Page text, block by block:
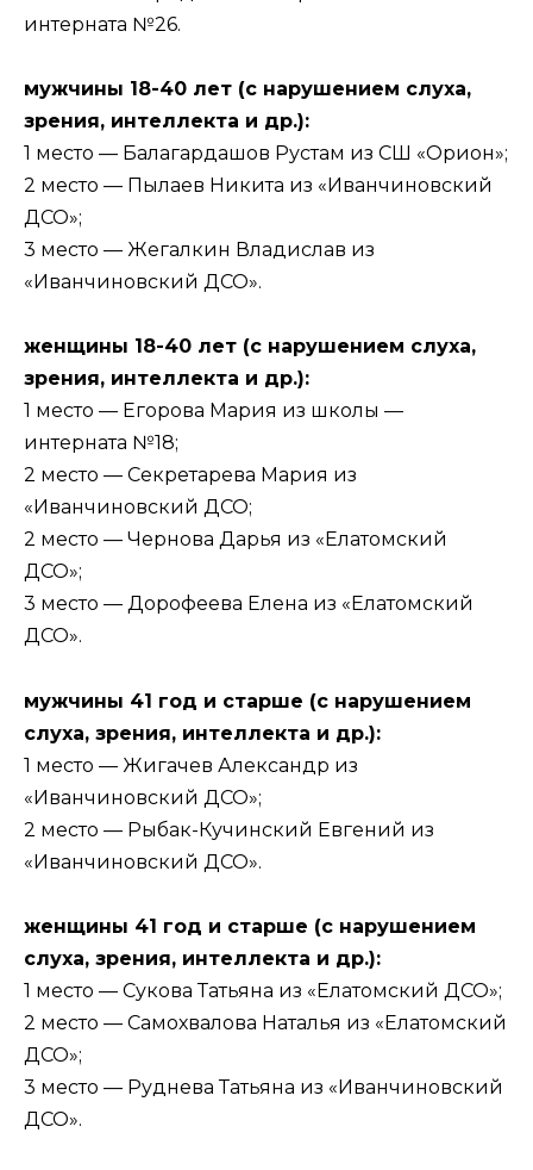
интерната №26.
мужчины 18-40 лет (с нарушением слуха,
зрения, интеллекта и др.):
1 место — Балагардашов Рустам из СШ «Орион»;
2 место — Пылаев Никита из «Иванчиновский
ДСО»;
3 место — Жегалкин Владислав из
«Иванчиновский ДСО».
женщины 18-40 лет (с нарушением слуха,
зрения, интеллекта и др.):
1 место — Егорова Мария из школы —
интерната №18;
2 место — Секретарева Мария из
«Иванчиновский ДСО;
2 место — Чернова Дарья из «Елатомский
ДСО»;
3 место — Дорофеева Елена из «Елатомский
ДСО».
мужчины 41 год и старше (с нарушением
слуха, зрения, интеллекта и др.):
1 место — Жигачев Александр из
«Иванчиновский ДСО»;
2 место — Рыбак-Кучинский Евгений из
«Иванчиновский ДСО».
женщины 41 год и старше (с нарушением
слуха, зрения, интеллекта и др.):
1 место — Сукова Татьяна из «Елатомский ДСО»;
2 место — Самохвалова Наталья из «Елатомский
ДСО»;
3 место — Руднева Татьяна из «Иванчиновский
ДСО».